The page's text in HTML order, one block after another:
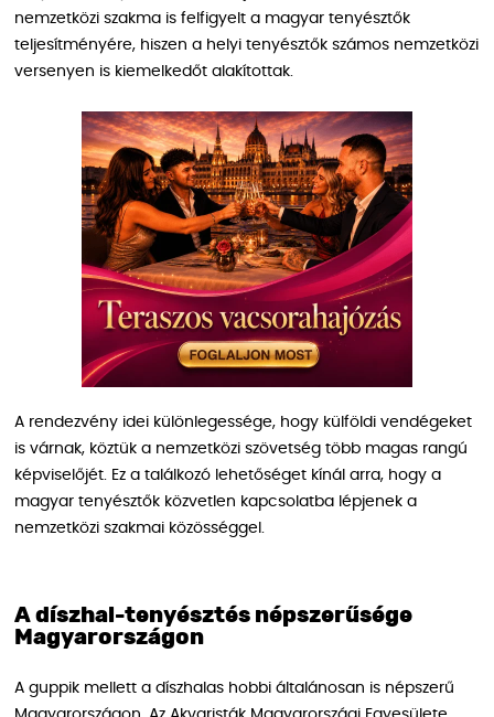
nemzetközi szakma is felfigyelt a magyar tenyésztők
teljesítményére, hiszen a helyi tenyésztők számos nemzetközi
versenyen is kiemelkedőt alakítottak.
A rendezvény idei különlegessége, hogy külföldi vendégeket
is várnak, köztük a nemzetközi szövetség több magas rangú
képviselőjét. Ez a találkozó lehetőséget kínál arra, hogy a
magyar tenyésztők közvetlen kapcsolatba lépjenek a
nemzetközi szakmai közösséggel.
A díszhal-tenyésztés népszerűsége
Magyarországon
A guppik mellett a díszhalas hobbi általánosan is népszerű